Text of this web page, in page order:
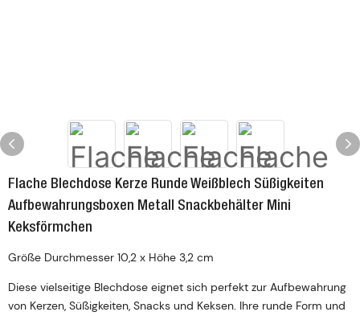
Flache Blechdose Kerze Runde Weißblech Süßigkeiten
Aufbewahrungsboxen Metall Snackbehälter Mini
Keksförmchen
Größe Durchmesser 10,2 x Höhe 3,2 cm
Diese vielseitige Blechdose eignet sich perfekt zur Aufbewahrung
von Kerzen, Süßigkeiten, Snacks und Keksen. Ihre runde Form und